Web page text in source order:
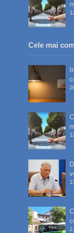
Cele mai